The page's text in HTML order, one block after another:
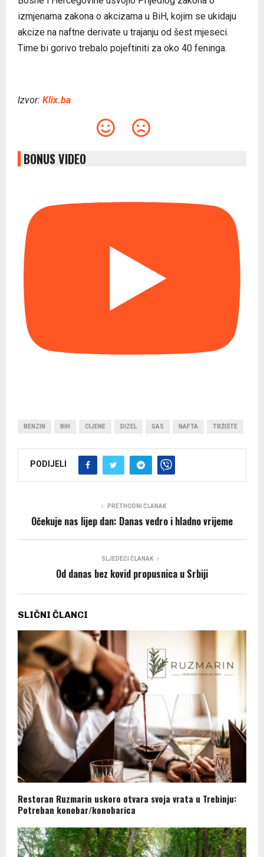
izmjenama zakona o akcizama u BiH, kojim se ukidaju
akcize na naftne derivate u trajanju od šest mjeseci.
Time bi gorivo trebalo pojeftiniti za oko 40 feninga.
Izvor: Klix.ba
BONUS VIDEO
BENZIN BIH CIJENE DIZEL GAS NAFTA TRŽIŠTE
PODIJELI
PRETHODNI ČLANAK
Očekuje nas lijep dan: Danas vedro i hladno vrijeme
SLJEDEĆI ČLANAK
Od danas bez kovid propusnica u Srbiji
SLIČNI ČLANCI
Restoran Ruzmarin uskoro otvara svoja vrata u Trebinju:
Potreban konobar/konobarica